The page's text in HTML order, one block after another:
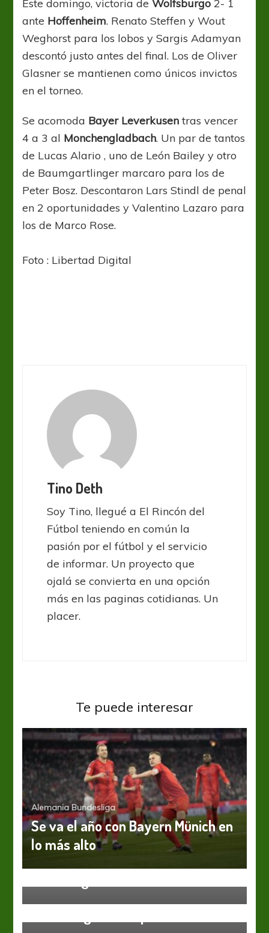
Este domingo, victoria deWolfsburgo 2- 1
ante Hoffenheim. Renato Steffen y Wout
Weghorst para los lobos y Sargis Adamyan
descontó justo antes del final. Los de Oliver
Glasner se mantienen como únicos invictos
en el torneo.
Se acomoda Bayer Leverkusen tras vencer
4 a 3 al Monchengladbach. Un par de tantos
de Lucas Alario , uno de León Bailey y otro
de Baumgartlinger marcaro para los de
Peter Bosz. Descontaron Lars Stindl de penal
en 2 oportunidades y Valentino Lazaro para
los de Marco Rose.
Foto : Libertad Digital
Tino Deth
Soy Tino, llegué a El Rincón del
Fútbol teniendo en común la
pasión por el fútbol y el servicio
de informar. Un proyecto que
ojalá se convierta en una opción
más en las paginas cotidianas. Un
placer.
Te puede interesar
Alemania Bundesliga
Se va el año con Bayern Münich en
lo más alto